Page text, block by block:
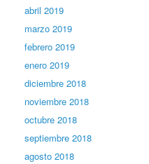
abril 2019
marzo 2019
febrero 2019
enero 2019
diciembre 2018
noviembre 2018
octubre 2018
septiembre 2018
agosto 2018